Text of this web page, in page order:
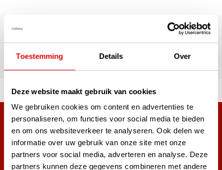
Toestemming Details Over
Deze website maakt gebruik van cookies
We gebruiken cookies om content en advertenties te
personaliseren, om functies voor social media te bieden
en om ons websiteverkeer te analyseren. Ook delen we
informatie over uw gebruik van onze site met onze
partners voor social media, adverteren en analyse. Deze
partners kunnen deze gegevens combineren met andere
180.000+ Klanten | 5.000+ Reviews | Trusted Shops, TrustPilot,
Google
Reviews: Onze klanten aan het
woord
A-merken! Vóór 15:00 besteld,
Meer dan 38.000 klanten hebben zich al
aangemeld.
Word ook lid van de nieuwsbrief en mis nooit meer de beste
golf aanbiedingen!